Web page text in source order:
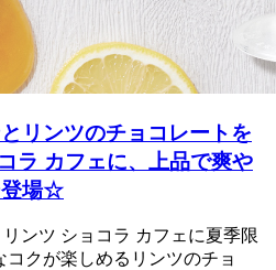
リンツのチョコレートを
ラ カフェに、上品で爽や
登場☆
ンツ ショコラ カフェに夏季限
クが楽しめるリンツのチョ